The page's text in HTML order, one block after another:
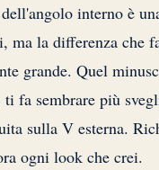
interno è
ma la differenza che
grande. Quel
ti fa sembrare più
sulla V esterna.
ogni look che crei.